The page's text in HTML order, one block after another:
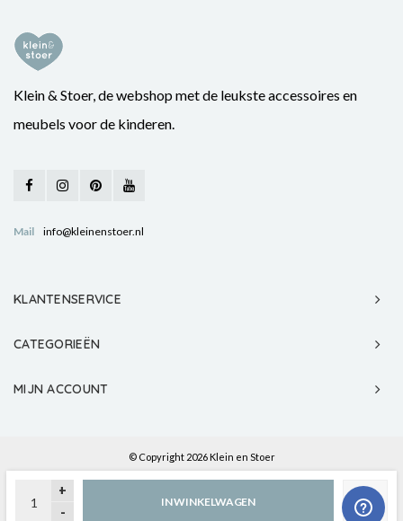
+
-
IN WINKELWAGEN
Klein & Stoer, de webshop met de leukste accessoires en
meubels voor de kinderen.
Mail info@kleinenstoer.nl
KLANTENSERVICE
CATEGORIEËN
MIJN ACCOUNT
© Copyright 2026 Klein en Stoer